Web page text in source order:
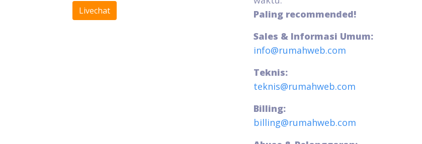
Livechat
Paling recommended!
Sales & Informasi Umum:
info@rumahweb.com
Teknis:
teknis@rumahweb.com
Billing:
billing@rumahweb.com